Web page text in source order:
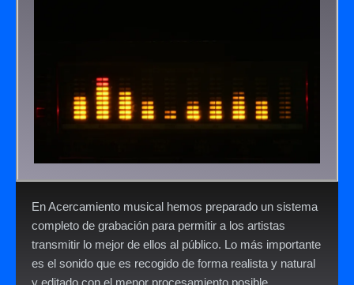
En Acercamiento musical hemos preparado un sistema
completo de grabación para permitir a los artistas
transmitir lo mejor de ellos al público. Lo más importante
es el sonido que es recogido de forma realista y natural
y editado con el menor procesamiento posible.